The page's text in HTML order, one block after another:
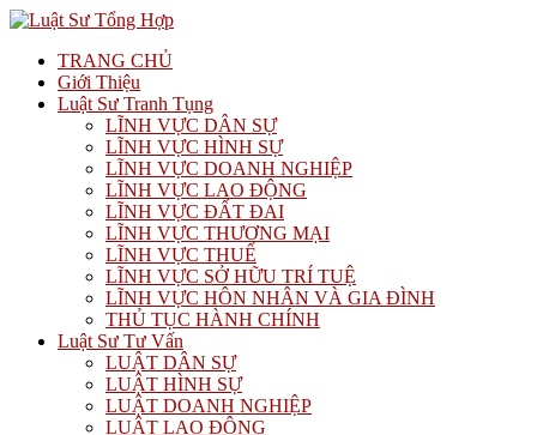
TRANG CHỦ
Giới Thiệu
Luật Sư Tranh Tụng
LĨNH VỰC DÂN SỰ
LĨNH VỰC HÌNH SỰ
LĨNH VỰC DOANH NGHIỆP
LĨNH VỰC LAO ĐỘNG
LĨNH VỰC ĐẤT ĐAI
LĨNH VỰC THƯƠNG MẠI
LĨNH VỰC THUẾ
LĨNH VỰC SỞ HỮU TRÍ TUỆ
LĨNH VỰC HÔN NHÂN VÀ GIA ĐÌNH
THỦ TỤC HÀNH CHÍNH
Luật Sư Tư Vấn
LUẬT DÂN SỰ
LUẬT HÌNH SỰ
LUẬT DOANH NGHIỆP
LUẬT LAO ĐỘNG